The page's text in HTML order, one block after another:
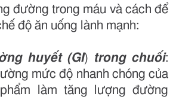
đường trong máu và cách để
độ ăn uống lành mạnh:
huyết (GI) trong chuối:
mức độ nhanh chóng của
làm tăng lượng đường